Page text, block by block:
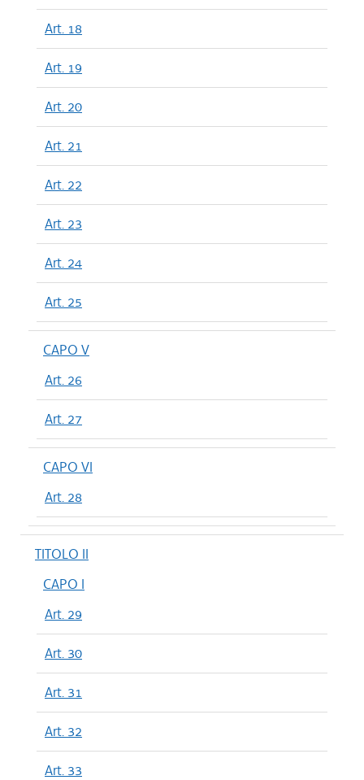
Art. 18
Art. 19
Art. 20
Art. 21
Art. 22
Art. 23
Art. 24
Art. 25
CAPO V
Art. 26
Art. 27
CAPO VI
Art. 28
TITOLO II
CAPO I
Art. 29
Art. 30
Art. 31
Art. 32
Art. 33